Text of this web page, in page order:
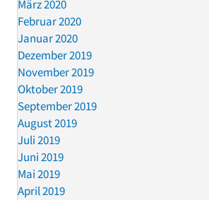
März 2020
Februar 2020
Januar 2020
Dezember 2019
November 2019
Oktober 2019
September 2019
August 2019
Juli 2019
Juni 2019
Mai 2019
April 2019